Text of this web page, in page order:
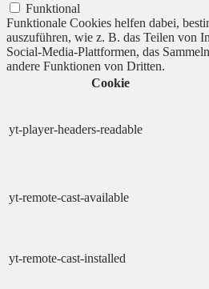
Funktional
Funktionale Cookies helfen dabei,
auszuführen, wie z. B. das Teilen von
Social-Media-Plattformen, das
andere Funktionen von Dritten.
Cookie
yt-player-headers-readable
yt-remote-cast-available
yt-remote-cast-installed